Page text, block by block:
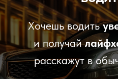
Записаться на курс